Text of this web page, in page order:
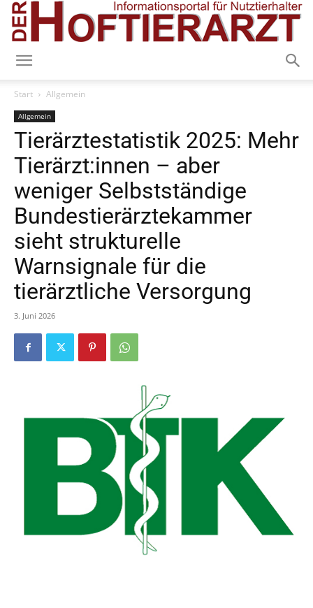
Start Allgemein
Allgemein
Tierärztestatistik 2025: Mehr
Tierärzt:innen – aber
weniger Selbstständige
Bundestierärztekammer
sieht strukturelle
Warnsignale für die
tierärztliche Versorgung
3. Juni 2026